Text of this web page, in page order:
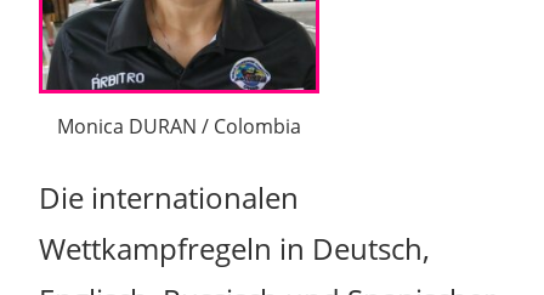
Monica DURAN / Colombia
Die internationalen
Wettkampfregeln in Deutsch,